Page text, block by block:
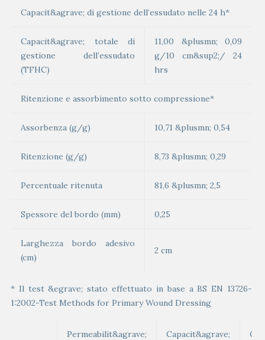
Capacit&agrave; di gestione dell’essudato nelle 24 h*
Capacit&agrave; totale di
gestione dell’essudato
(TFHC)
11,00 &plusmn; 0,09
g/10 cm&sup2;/ 24
hrs
Ritenzione e assorbimento sotto compressione*
Assorbenza (g/g) 10,71 &plusmn; 0,54
Ritenzione (g/g) 8,73 &plusmn; 0,29
Percentuale ritenuta 81,6 &plusmn; 2,5
Spessore del bordo (mm) 0,25
Larghezza bordo adesivo
(cm)
2 cm
* Il test &egrave; stato effettuato in base a BS EN 13726-
1:2002-Test Methods for Primary Wound Dressing
Permeabilit&agrave;
Capacit&agrave;